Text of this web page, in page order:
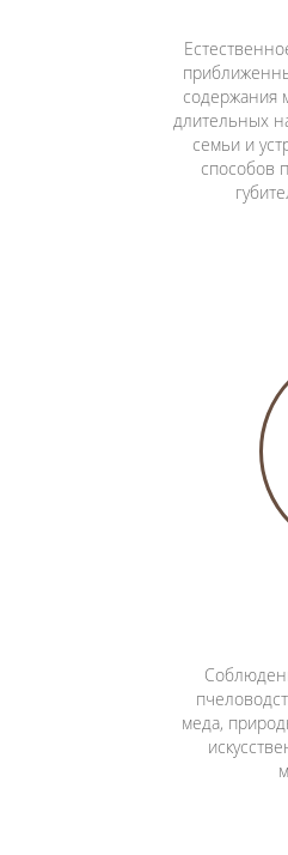
содержания
длительных
семьи и
способов
меда,